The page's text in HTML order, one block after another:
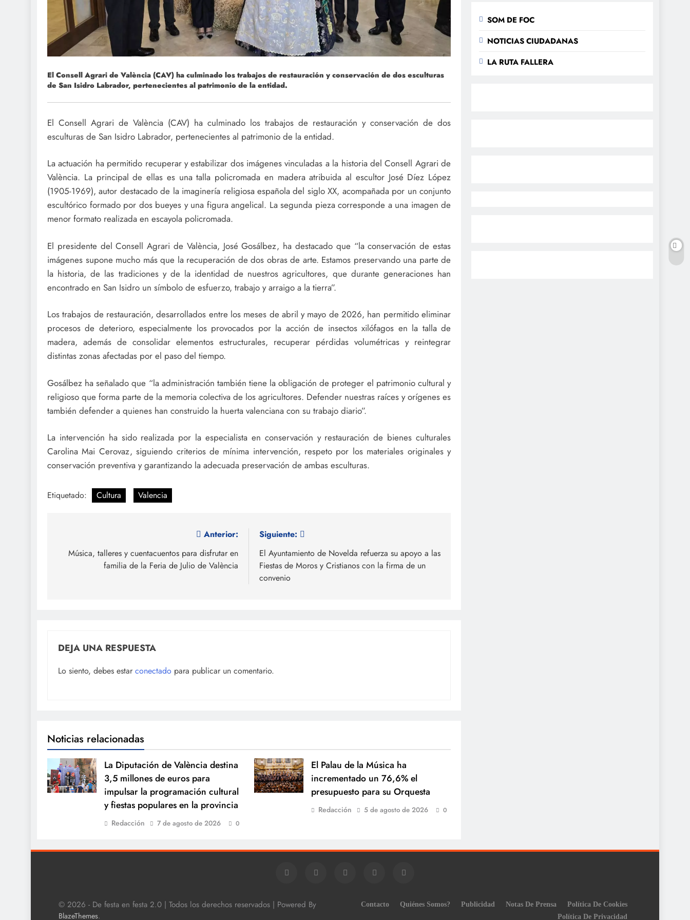
El Consell Agrari de València (CAV) ha culminado los trabajos de restauración y conservación de dos esculturas
de San Isidro Labrador, pertenecientes al patrimonio de la entidad.
El Consell Agrari de València (CAV) ha culminado los trabajos de restauración y conservación de dos
esculturas de San Isidro Labrador, pertenecientes al patrimonio de la entidad.
La actuación ha permitido recuperar y estabilizar dos imágenes vinculadas a la historia del Consell Agrari de
València. La principal de ellas es una talla policromada en madera atribuida al escultor José Díez López
(1905-1969), autor destacado de la imaginería religiosa española del siglo XX, acompañada por un conjunto
escultórico formado por dos bueyes y una figura angelical. La segunda pieza corresponde a una imagen de
menor formato realizada en escayola policromada.
El presidente del Consell Agrari de València, José Gosálbez, ha destacado que “la conservación de estas
imágenes supone mucho más que la recuperación de dos obras de arte. Estamos preservando una parte de
la historia, de las tradiciones y de la identidad de nuestros agricultores, que durante generaciones han
encontrado en San Isidro un símbolo de esfuerzo, trabajo y arraigo a la tierra”.
Los trabajos de restauración, desarrollados entre los meses de abril y mayo de 2026, han permitido eliminar
procesos de deterioro, especialmente los provocados por la acción de insectos xilófagos en la talla de
madera, además de consolidar elementos estructurales, recuperar pérdidas volumétricas y reintegrar
distintas zonas afectadas por el paso del tiempo.
Gosálbez ha señalado que “la administración también tiene la obligación de proteger el patrimonio cultural y
religioso que forma parte de la memoria colectiva de los agricultores. Defender nuestras raíces y orígenes es
también defender a quienes han construido la huerta valenciana con su trabajo diario”.
La intervención ha sido realizada por la especialista en conservación y restauración de bienes culturales
Carolina Mai Cerovaz, siguiendo criterios de mínima intervención, respeto por los materiales originales y
conservación preventiva y garantizando la adecuada preservación de ambas esculturas.
Etiquetado: Cultura Valencia
de
entradas
Anterior:
Música, talleres y cuentacuentos para disfrutar en
familia de la Feria de Julio de València
Siguiente:
El Ayuntamiento de Novelda refuerza su apoyo a las
Fiestas de Moros y Cristianos con la firma de un
convenio
DEJA UNA RESPUESTA
Lo siento, debes estar conectado para publicar un comentario.
Noticias relacionadas
La Diputación de València destina
3,5 millones de euros para
impulsar la programación cultural
y fiestas populares en la provincia
Redacción 7 de agosto de 2026 0
El Palau de la Música ha
incrementado un 76,6% el
presupuesto para su Orquesta
Redacción 5 de agosto de 2026 0
SOM DE FOC
NOTICIAS CIUDADANAS
LA RUTA FALLERA
© 2026 - De festa en festa 2.0 | Todos los derechos reservados | Powered By
BlazeThemes.
Contacto Quiénes Somos? Publicidad Notas De Prensa
Política De Cookies
Política De Privacidad